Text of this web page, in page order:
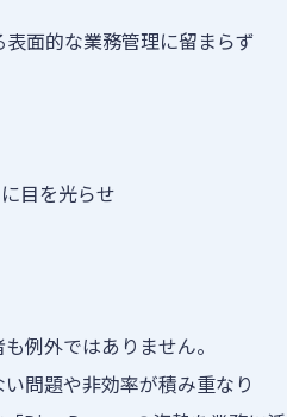
面的な業務管理に留まらず
目を光らせ
例外ではありません。
問題や非効率が積み重なり